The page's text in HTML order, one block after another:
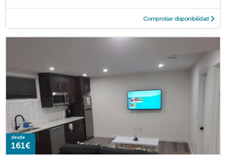
Comprobar disponibilidad
desde
161€